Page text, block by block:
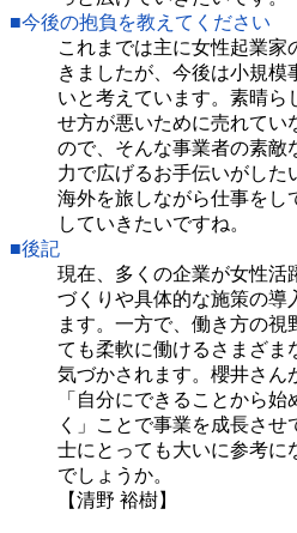
■今後の抱負を教えてください
これまでは主に女性起業家
きましたが、今後は小規模
いと考えています。素晴ら
せ方が悪いために売れてい
ので、そんな事業者の素敵
力で広げるお手伝いがした
海外を旅しながら仕事をし
していきたいですね。
■後記
現在、多くの企業が女性活
づくりや具体的な施策の導
ます。一方で、働き方の視
ても柔軟に働けるさまざま
気づかされます。櫻井さん
「自分にできることから
く」ことで事業を成長さ
士にとっても大いに参考に
でしょうか。
【清野 裕樹】